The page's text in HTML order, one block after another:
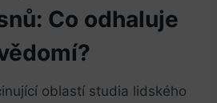
Co odhaluje
oblastí studia lidského